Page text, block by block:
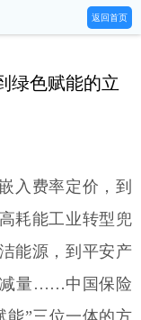
返回首页
绿色赋能的立
入费率定价，到
耗能工业转型兜
能源，到平安产
减量……中国保险
能”三位一体的方